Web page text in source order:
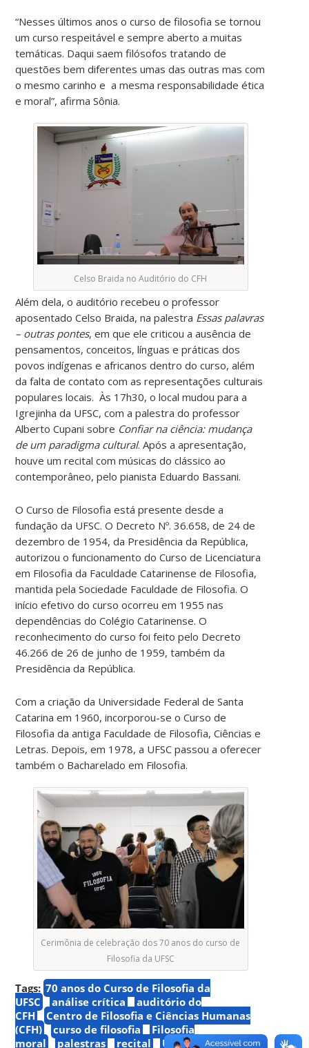
“Nesses últimos anos o curso de filosofia se tornou
um curso respeitável e sempre aberto a muitas
temáticas. Daqui saem filósofos tratando de
questões bem diferentes umas das outras mas com
o mesmo carinho e a mesma responsabilidade ética
e moral”, afirma Sônia.
Celso Braida no Auditório do CFH
Além dela, o auditório recebeu o professor
aposentado Celso Braida, na palestra Essas palavras
– outras pontes, em que ele criticou a ausência de
pensamentos, conceitos, línguas e práticas dos
povos indígenas e africanos dentro do curso, além
da falta de contato com as representações culturais
populares locais. Às 17h30, o local mudou para a
Igrejinha da UFSC, com a palestra do professor
Alberto Cupani sobre Confiar na ciência: mudança
de um paradigma cultural. Após a apresentação,
houve um recital com músicas do clássico ao
contemporâneo, pelo pianista Eduardo Bassani.
O Curso de Filosofia está presente desde a
fundação da UFSC. O Decreto Nº. 36.658, de 24 de
dezembro de 1954, da Presidência da República,
autorizou o funcionamento do Curso de Licenciatura
em Filosofia da Faculdade Catarinense de Filosofia,
mantida pela Sociedade Faculdade de Filosofia. O
início efetivo do curso ocorreu em 1955 nas
dependências do Colégio Catarinense. O
reconhecimento do curso foi feito pelo Decreto
46.266 de 26 de junho de 1959, também da
Presidência da República.
Com a criação da Universidade Federal de Santa
Catarina em 1960, incorporou-se o Curso de
Filosofia da antiga Faculdade de Filosofia, Ciências e
Letras. Depois, em 1978, a UFSC passou a oferecer
também o Bacharelado em Filosofia.
Cerimônia de celebração dos 70 anos do curso de
Filosofia da UFSC
Tags: 70 anos do Curso de Filosofia da
UFSC
análise crítica
auditório do
CFH
Centro de Filosofia e Ciências Humanas
(CFH)
curso de filosofia
Filosofia
moral
palestras recital Universidade